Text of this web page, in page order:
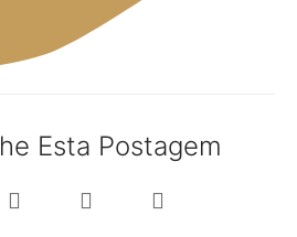
Esta Postagem